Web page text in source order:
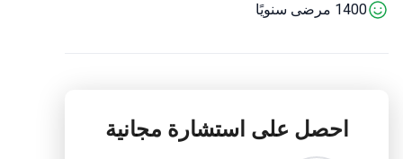
1400 مرضى سنويًا
احصل على استشارة مجانية